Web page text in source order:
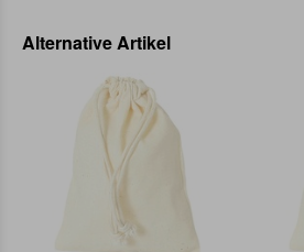
Alternative Artikel